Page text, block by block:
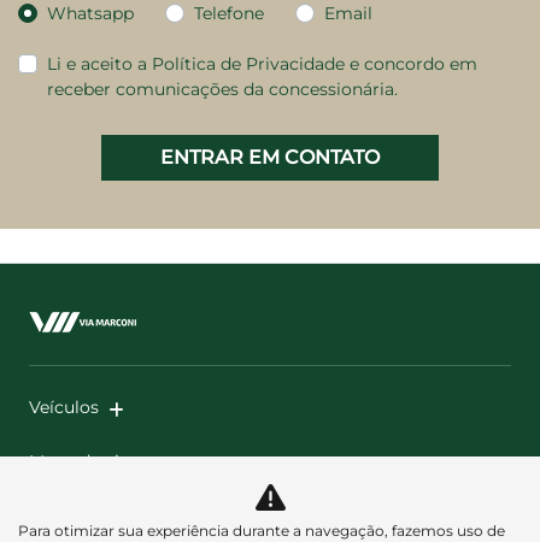
Whatsapp
Telefone Email
Li e aceito a Política de Privacidade e concordo em
receber comunicações da concessionária.
ENTRAR EM CONTATO
Veículos
Mapa do site
Políticas de Pagamento e
Para otimizar sua experiência durante a navegação, fazemos uso de